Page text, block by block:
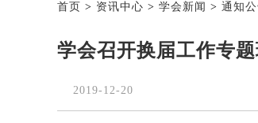
logo-互联
网大会-产
业互联网-
首页 > 资讯中心 > 学会新闻 > 通知
学会召开换届工作专
2019-12-20